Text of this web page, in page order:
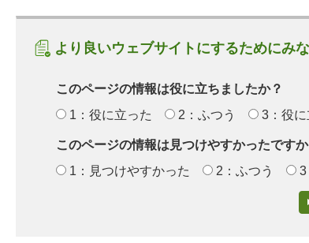
より良いウェブサイトにするためにみ
このページの情報は役に立ちましたか？
1：役に立った
2：ふつう 3：役に
このページの情報は見つけやすかったですか
1：見つけやすかった
2：ふつう 3